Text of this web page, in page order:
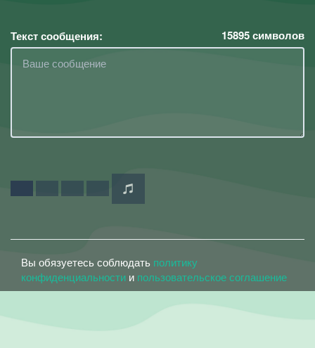
Текст сообщения: 15895символов
Вы обязуетесь соблюдать политику
конфиденциальности и пользовательское соглашение